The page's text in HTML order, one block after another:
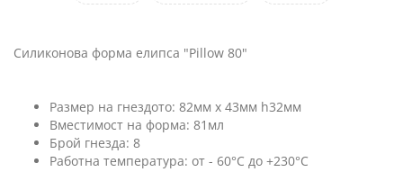
Силиконова форма елипса "Pillow 80"
Размер на гнездото: 82мм x 43мм h32мм
Вместимост на форма: 81мл
Брой гнезда: 8
Работна температура: от - 60°C до +230°C